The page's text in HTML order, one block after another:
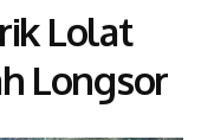
Lolat
Longsor